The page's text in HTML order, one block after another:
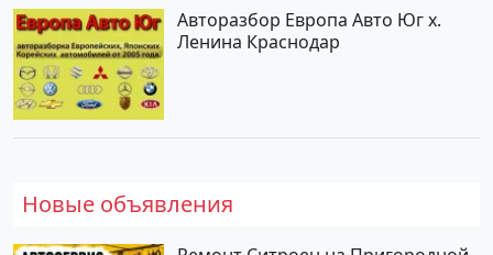
Авторазбор Европа Авто Юг х.
Ленина Краснодар
Новые объявления